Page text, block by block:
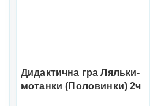
Дидактична гра Ляльки-
мотанки (Половинки) 2ч